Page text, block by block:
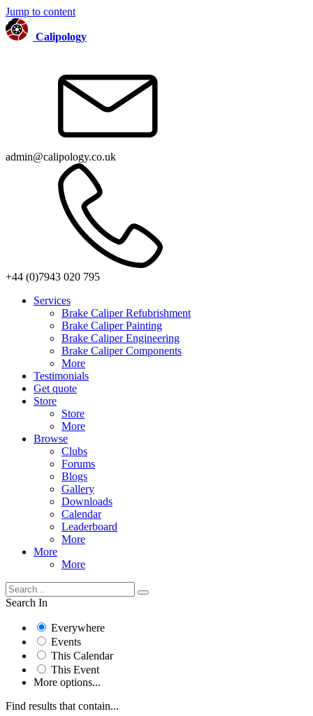
Jump to content
Calipology
admin@calipology.co.uk
+44 (0)7943 020 795
Services
Brake Caliper Refubrishment
Brake Caliper Painting
Brake Caliper Engineering
Brake Caliper Components
More
Testimonials
Get quote
Store
Store
More
Browse
Clubs
Forums
Blogs
Gallery
Downloads
Calendar
Leaderboard
More
More
More
Search In
Everywhere
Events
This Calendar
This Event
More options...
Find results that contain...